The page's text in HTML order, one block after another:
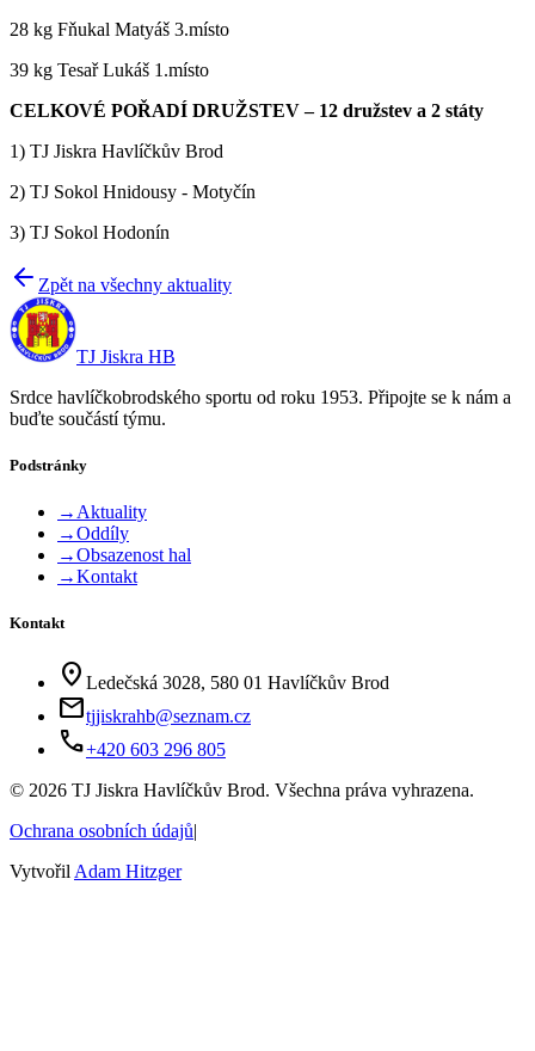
28 kg Fňukal Matyáš 3.místo
39 kg Tesař Lukáš 1.místo
CELKOVÉ POŘADÍ DRUŽSTEV – 12 družstev a 2 státy
1) TJ Jiskra Havlíčkův Brod
2) TJ Sokol Hnidousy - Motyčín
3) TJ Sokol Hodonín
Zpět na všechny aktuality
TJ Jiskra HB
Srdce havlíčkobrodského sportu od roku 1953. Připojte se k nám a
buďte součástí týmu.
Podstránky
→ Aktuality
→Oddíly
→Obsazenost hal
→Kontakt
Kontakt
location_on Ledečská 3028, 580 01 Havlíčkův Brod
mailtjjiskrahb@seznam.cz
phone+420 603 296 805
© 2026 TJ Jiskra Havlíčkův Brod. Všechna práva vyhrazena.
Ochrana osobních údajů|
Vytvořil Adam Hitzger